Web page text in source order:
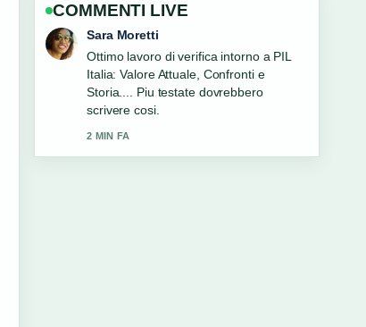
COMMENTI LIVE
Giulia Rossi
Ottima analisi di Basket Italia: partite,
risultati, classifica e news. E la sintesi
piu chiara che abbia visto oggi.
4 MIN FA